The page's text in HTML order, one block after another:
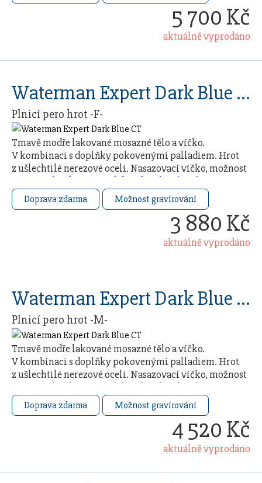
5 700 Kč
aktuálně vyprodáno
Waterman Expert Dark Blue CT
Plnicí pero hrot -F-
Tmavě modře lakované mosazné tělo a víčko.
V kombinaci s doplňky pokovenými palladiem. Hrot
z ušlechtilé nerezové oceli. Nasazovací víčko, možnost
použití jak inkoustových bombiček, tak i plnění z …
Doprava zdarma Možnost gravírování
3 880 Kč
aktuálně vyprodáno
Waterman Expert Dark Blue CT
Plnicí pero hrot -M-
Tmavě modře lakované mosazné tělo a víčko.
V kombinaci s doplňky pokovenými palladiem. Hrot
z ušlechtilé nerezové oceli. Nasazovací víčko, možnost
použití jak inkoustových bombiček, tak i plnění z …
Doprava zdarma Možnost gravírování
4 520 Kč
aktuálně vyprodáno